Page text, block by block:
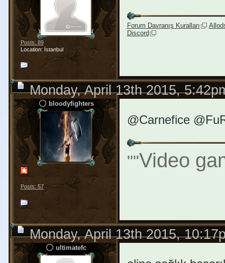
Posts: 89
Location: İstanbul
Forum Davranış Kuralları
Discord
Monday, April 13th 2015,
bloodyfighters
Posts: 57
@Carnefice
""Video
Monday, April 13th 2015,
ultimatefc